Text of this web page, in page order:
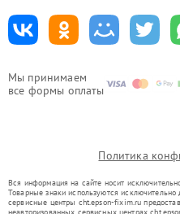
Мы принимаем
все формы оплаты
Политика
Вся информация на сайте носит
Товарные знаки используются
сервисные центры cht.epson-fixim.ru